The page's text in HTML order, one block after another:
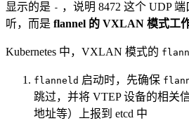
显示的是 - ，说明 8472 这个 UDP
听，而是 flannel 的 VXLAN 模式工
Kubernetes 中，VXLAN 模式的
flanneld 启动时，先确保
跳过，并将 VTEP 设备的相关
地址等）上报到 etcd 中